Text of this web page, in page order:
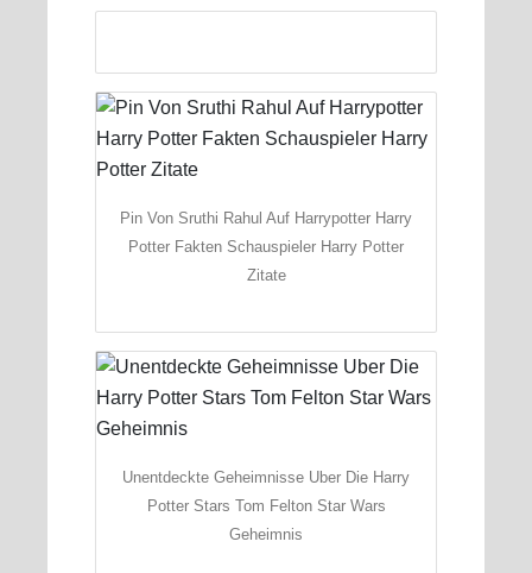
Pin Von Sruthi Rahul Auf Harrypotter Harry
Potter Fakten Schauspieler Harry Potter
Zitate
Unentdeckte Geheimnisse Uber Die Harry
Potter Stars Tom Felton Star Wars
Geheimnis